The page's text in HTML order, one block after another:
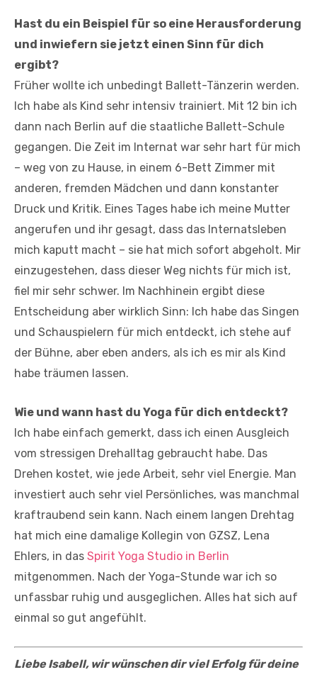
Hast du ein Beispiel für so eine Herausforderung
und inwiefern sie jetzt einen Sinn für dich
ergibt?
Früher wollte ich unbedingt Ballett-Tänzerin werden.
Ich habe als Kind sehr intensiv trainiert. Mit 12 bin ich
dann nach Berlin auf die staatliche Ballett-Schule
gegangen. Die Zeit im Internat war sehr hart für mich
– weg von zu Hause, in einem 6-Bett Zimmer mit
anderen, fremden Mädchen und dann konstanter
Druck und Kritik. Eines Tages habe ich meine Mutter
angerufen und ihr gesagt, dass das Internatsleben
mich kaputt macht – sie hat mich sofort abgeholt. Mir
einzugestehen, dass dieser Weg nichts für mich ist,
fiel mir sehr schwer. Im Nachhinein ergibt diese
Entscheidung aber wirklich Sinn: Ich habe das Singen
und Schauspielern für mich entdeckt, ich stehe auf
der Bühne, aber eben anders, als ich es mir als Kind
habe träumen lassen.
Wie und wann hast du Yoga für dich entdeckt?
Ich habe einfach gemerkt, dass ich einen Ausgleich
vom stressigen Drehalltag gebraucht habe. Das
Drehen kostet, wie jede Arbeit, sehr viel Energie. Man
investiert auch sehr viel Persönliches, was manchmal
kraftraubend sein kann. Nach einem langen Drehtag
hat mich eine damalige Kollegin von GZSZ, Lena
Ehlers, in das Spirit Yoga Studio in Berlin
mitgenommen. Nach der Yoga-Stunde war ich so
unfassbar ruhig und ausgeglichen. Alles hat sich auf
einmal so gut angefühlt.
Liebe Isabell, wir wünschen dir viel Erfolg für deine